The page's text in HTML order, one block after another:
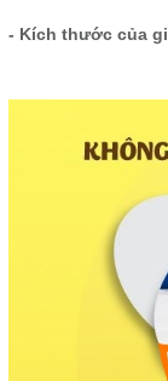
- Kích thước của